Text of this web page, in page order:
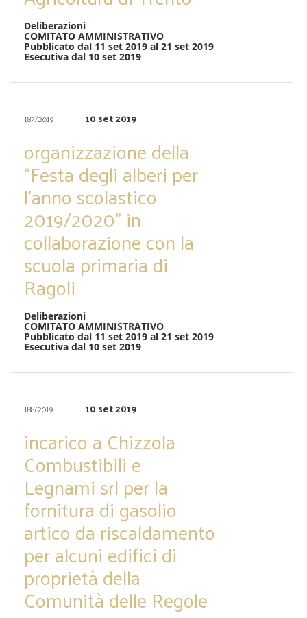
Deliberazioni
COMITATO AMMINISTRATIVO
Pubblicato dal 11 set 2019 al 21 set 2019
Esecutiva dal 10 set 2019
187/2019 10 set 2019
organizzazione della
“Festa degli alberi per
l’anno scolastico
2019/2020” in
collaborazione con la
scuola primaria di
Ragoli
Deliberazioni
COMITATO AMMINISTRATIVO
Pubblicato dal 11 set 2019 al 21 set 2019
Esecutiva dal 10 set 2019
188/2019 10 set 2019
incarico a Chizzola
Combustibili e
Legnami srl per la
fornitura di gasolio
artico da riscaldamento
per alcuni edifici di
proprietà della
Comunità delle Regole